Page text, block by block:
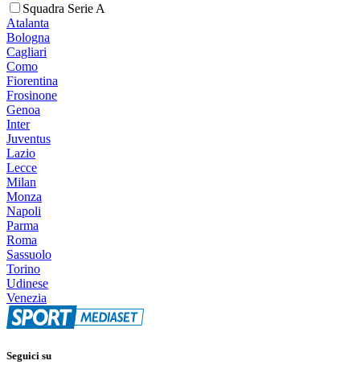
Squadra Serie A
Atalanta
Bologna
Cagliari
Como
Fiorentina
Frosinone
Genoa
Inter
Juventus
Lazio
Lecce
Milan
Monza
Napoli
Parma
Roma
Sassuolo
Torino
Udinese
Venezia
Seguici su